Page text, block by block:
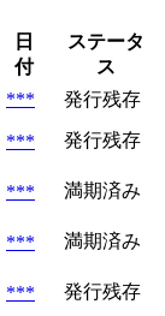
日
付
ステータ
ス
***
発行残存
***
発行残存
***
満期済み
***
満期済み
***
発行残存